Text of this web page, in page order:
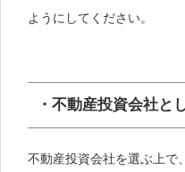
ようにしてください。
・不動産投資会社と
不動産投資会社を選ぶ上で